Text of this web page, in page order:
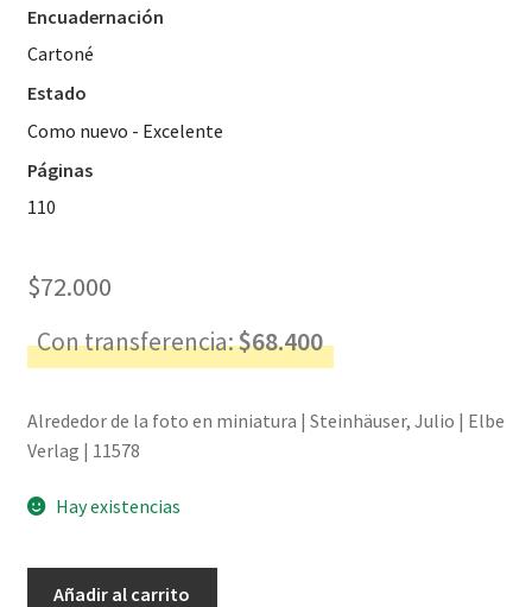
Encuadernación
Cartoné
Estado
Como nuevo - Excelente
Páginas
110
$72.000
Con transferencia:$68.400
Alrededor de la foto en miniatura | Steinhäuser, Julio | Elbe
Verlag | 11578
Hay existencias
Añadir al carrito